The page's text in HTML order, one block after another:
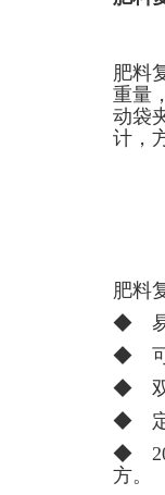
肥料
重量
动袋
计，
肥料
◆ 易
◆ 可
◆ 双
◆ 定
◆ 20
方。